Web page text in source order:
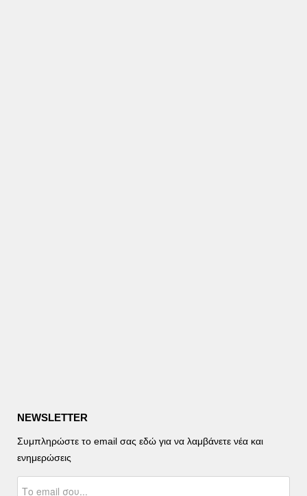
NEWSLETTER
Συμπληρώστε το email σας εδώ για να λαμβάνετε νέα και
ενημερώσεις